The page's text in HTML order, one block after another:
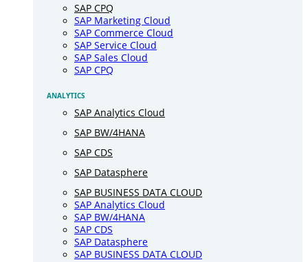
SAP CPQ
SAP Marketing Cloud
SAP Commerce Cloud
SAP Service Cloud
SAP Sales Cloud
SAP CPQ
ANALYTICS
SAP Analytics Cloud
SAP BW/4HANA
SAP CDS
SAP Datasphere
SAP BUSINESS DATA CLOUD
SAP Analytics Cloud
SAP BW/4HANA
SAP CDS
SAP Datasphere
SAP BUSINESS DATA CLOUD